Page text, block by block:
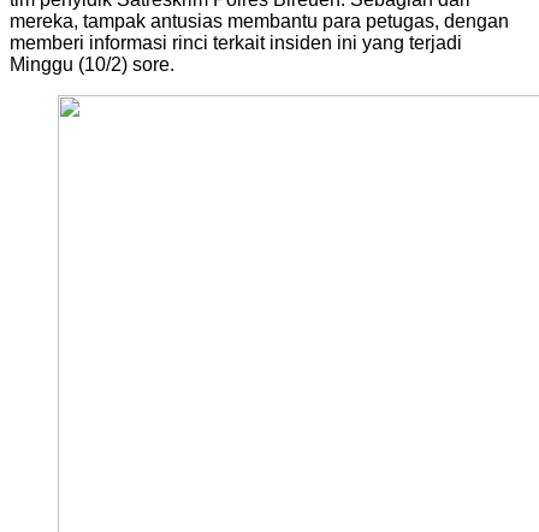
mereka, tampak antusias membantu para petugas, dengan
memberi informasi rinci terkait insiden ini yang terjadi
Minggu (10/2) sore.